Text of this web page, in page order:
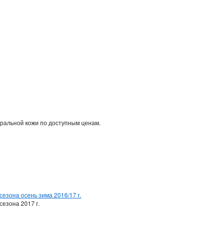
кожи по доступным ценам.
осень зима 2016/17 г.
2017 г.